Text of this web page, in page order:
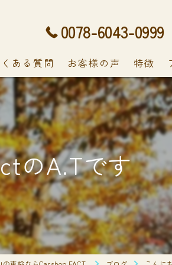
0078-6043-0999
ある質問 お客様の声 特徴
中古車
軽自動車
新車
持ち込み
メンテ
のA.Tです